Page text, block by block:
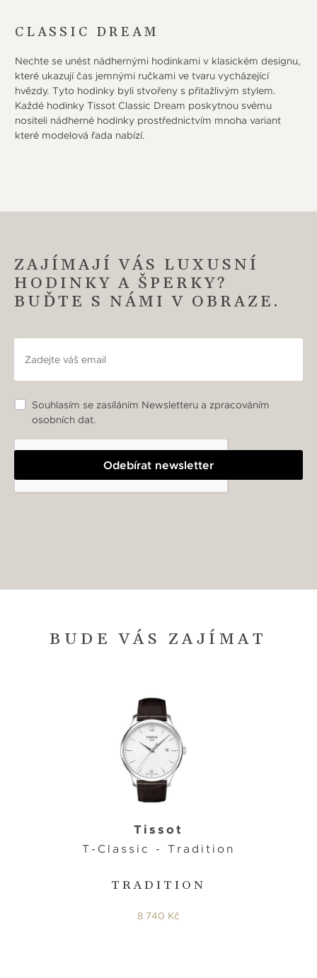
CLASSIC DREAM
Nechte se unést nádhernými hodinkami v klasickém designu,
které ukazují čas jemnými ručkami ve tvaru vycházející
hvězdy. Tyto hodinky byli stvořeny s přitažlivým stylem.
Každé hodinky Tissot Classic Dream poskytnou svému
nositeli nádherné hodinky prostřednictvím mnoha variant
které modelová řada nabízí.
ZAJÍMAJÍ VÁS LUXUSNÍ
HODINKY A ŠPERKY?
BUĎTE S NÁMI V OBRAZE.
Odebírat newsletter
Souhlasím se zasíláním Newsletteru a zpracováním
osobních dat.
BUDE VÁS ZAJÍMAT
TRADITION
Tissot
T-Classic - Tradition
8 740 Kč